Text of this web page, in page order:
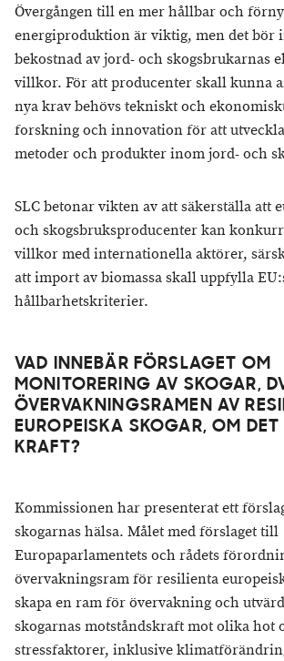
Övergången till en mer hållbar och
energiproduktion är viktig, men det bör
bekostnad av jord- och skogsbrukarnas
villkor. För att producenter skall kunna
nya krav behövs tekniskt och
forskning och innovation för att
metoder och produkter inom jord- och
SLC betonar vikten av att säkerställa att
och skogsbruksproducenter kan
villkor med internationella aktörer,
att import av biomassa skall uppfylla
hållbarhetskriterier.
VAD INNEBÄR FÖRSLAGET OM
MONITORERING AV SKOGAR,
ÖVERVAKNINGSRAMEN AV
EUROPEISKA SKOGAR, OM DET
KRAFT?
Kommissionen har presenterat ett
skogarnas hälsa. Målet med förslaget till
Europaparlamentets och rådets
övervakningsram för resilienta
skapa en ram för övervakning och
skogarnas motståndskraft mot olika hot
stressfaktorer, inklusive